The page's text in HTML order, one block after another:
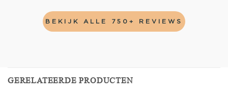
BEKIJK ALLE 750+ REVIEWS
GERELATEERDE PRODUCTEN